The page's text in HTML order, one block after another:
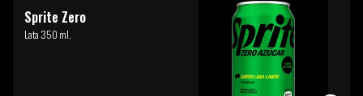
Sprite Zero
Lata 350 ml.